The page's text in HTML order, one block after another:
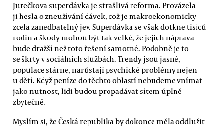
Jurečkova superdávka je strašlivá reforma. Provázela
ji hesla o zneužívání dávek, což je makroekonomicky
zcela zanedbatelný jev. Superdávka se však dotkne tisíců
rodin a škody mohou být tak velké, že jejich náprava
bude dražší než toto řešení samotné. Podobně je to
se škrty v sociálních službách. Trendy jsou jasné,
populace stárne, narůstají psychické problémy nejen
u dětí. Když peníze do těchto oblastí nebudeme vnímat
jako nutnost, lidi budou propadávat sítem úplně
zbytečně.
Myslím si, že Česká republika by dokonce měla oddlužit